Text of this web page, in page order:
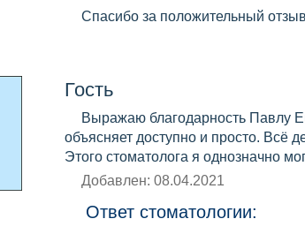
Спасибо за положительный
Гость
Выражаю благодарность Павлу
объясняет доступно и просто. Всё
Этого стоматолога я однозначно
Добавлен: 08.04.2021
Ответ стоматологии: